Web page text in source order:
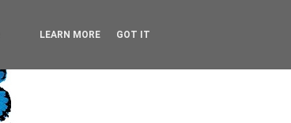
LEARN MORE GOT IT